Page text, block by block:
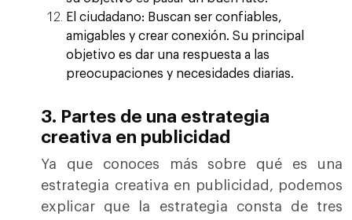
El ciudadano: Buscan ser confiables,
amigables y crear conexión. Su principal
objetivo es dar una respuesta a las
preocupaciones y necesidades diarias.
3. Partes de una estrategia
creativa en publicidad
Ya que conoces más sobre qué es una
estrategia creativa en publicidad, podemos
explicar que la estrategia consta de tres